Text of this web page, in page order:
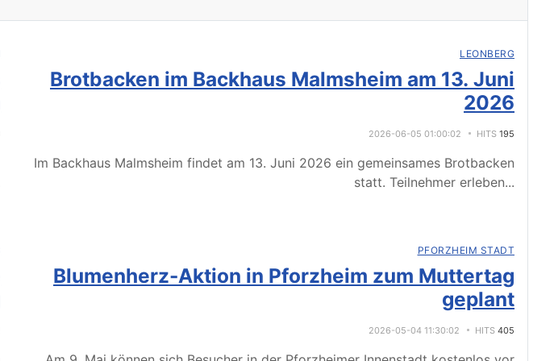
LEONBERG
Brotbacken im Backhaus Malmsheim am 13. Juni
2026
2026-06-05 01:00:02 HITS 195
Im Backhaus Malmsheim findet am 13. Juni 2026 ein gemeinsames Brotbacken
statt. Teilnehmer erleben...
PFORZHEIM STADT
Blumenherz-Aktion in Pforzheim zum Muttertag
geplant
2026-05-04 11:30:02 HITS 405